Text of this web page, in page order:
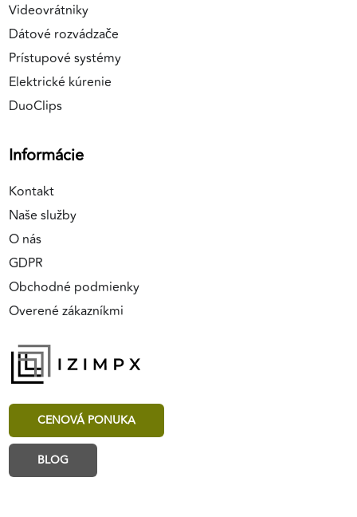
Videovrátniky
Dátové rozvádzače
Prístupové systémy
Elektrické kúrenie
DuoClips
Informácie
Kontakt
Naše služby
O nás
GDPR
Obchodné podmienky
Overené zákazníkmi
CENOVÁ PONUKA
BLOG